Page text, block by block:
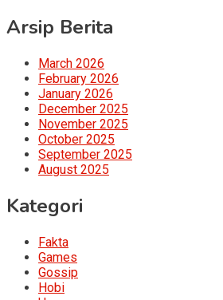
Arsip Berita
March 2026
February 2026
January 2026
December 2025
November 2025
October 2025
September 2025
August 2025
Kategori
Fakta
Games
Gossip
Hobi